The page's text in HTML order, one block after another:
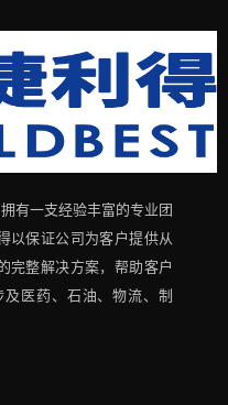
有一支经验丰富的专业团
以保证公司为客户提供从
完整解决方案，帮助客户
医药、石油、物流、制